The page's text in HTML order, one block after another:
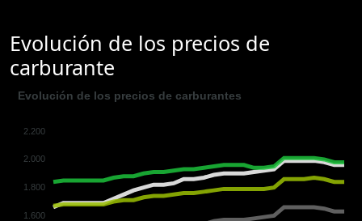
Evolución de los precios de
carburante
Evolución de los precios de carburantes
2.200
2.000
1.800
1.600